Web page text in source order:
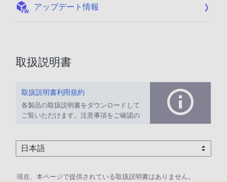
アップデート情報
取扱説明書
取扱説明書利用規約
各製品の取扱説明書をダウンロードして
ご覧いただけます。注意事項をご確認の
現在、本ページで提供されている取扱説明書はありません。